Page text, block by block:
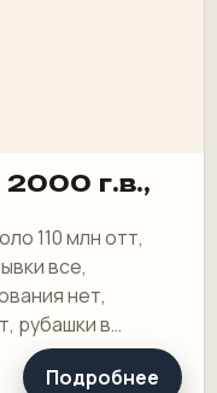
г.в.,
110 млн отт,
все,
нет,
рубашки в
цепи в хорошем.
Подробнее